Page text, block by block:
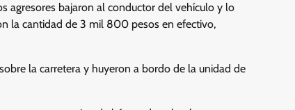
agresores bajaron al conductor del vehículo y lo
la cantidad de 3 mil 800 pesos en efectivo,
la carretera y huyeron a bordo de la unidad de